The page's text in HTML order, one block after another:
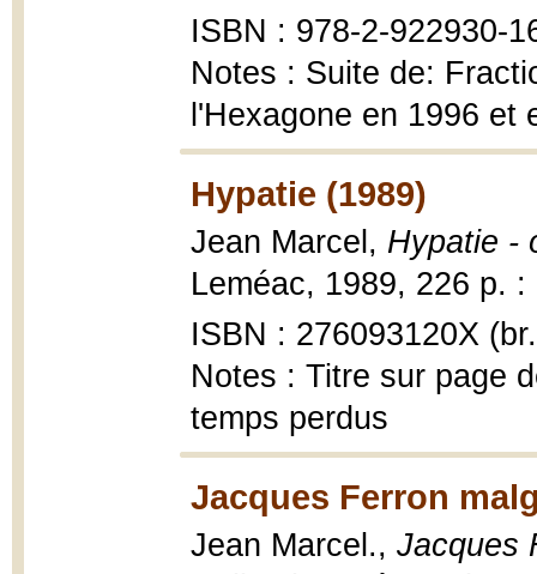
ISBN : 978-2-922930-
Notes : Suite de:
l'Hexagone en 1996 et
Hypatie (1989)
Jean Marcel, Hypatie -
Leméac, 1989, 226 p.
ISBN : 276093120X
Notes : Titre sur page
temps perdus
Jacques Ferron
Jean Marcel., Jacques